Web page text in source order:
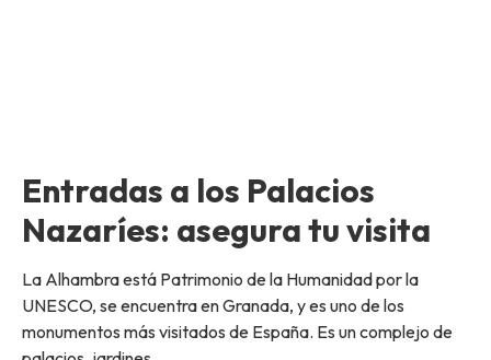
Entradas a los Palacios
Nazaríes: asegura tu visita
La Alhambra está Patrimonio de la Humanidad por la
UNESCO, se encuentra en Granada, y es uno de los
monumentos más visitados de España. Es un complejo de